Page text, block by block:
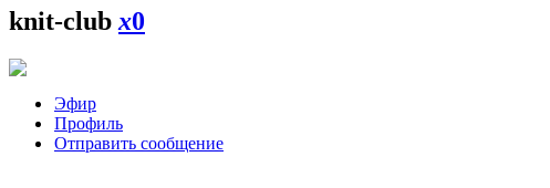
knit-clubx0
Эфир
Профиль
Отправить сообщение